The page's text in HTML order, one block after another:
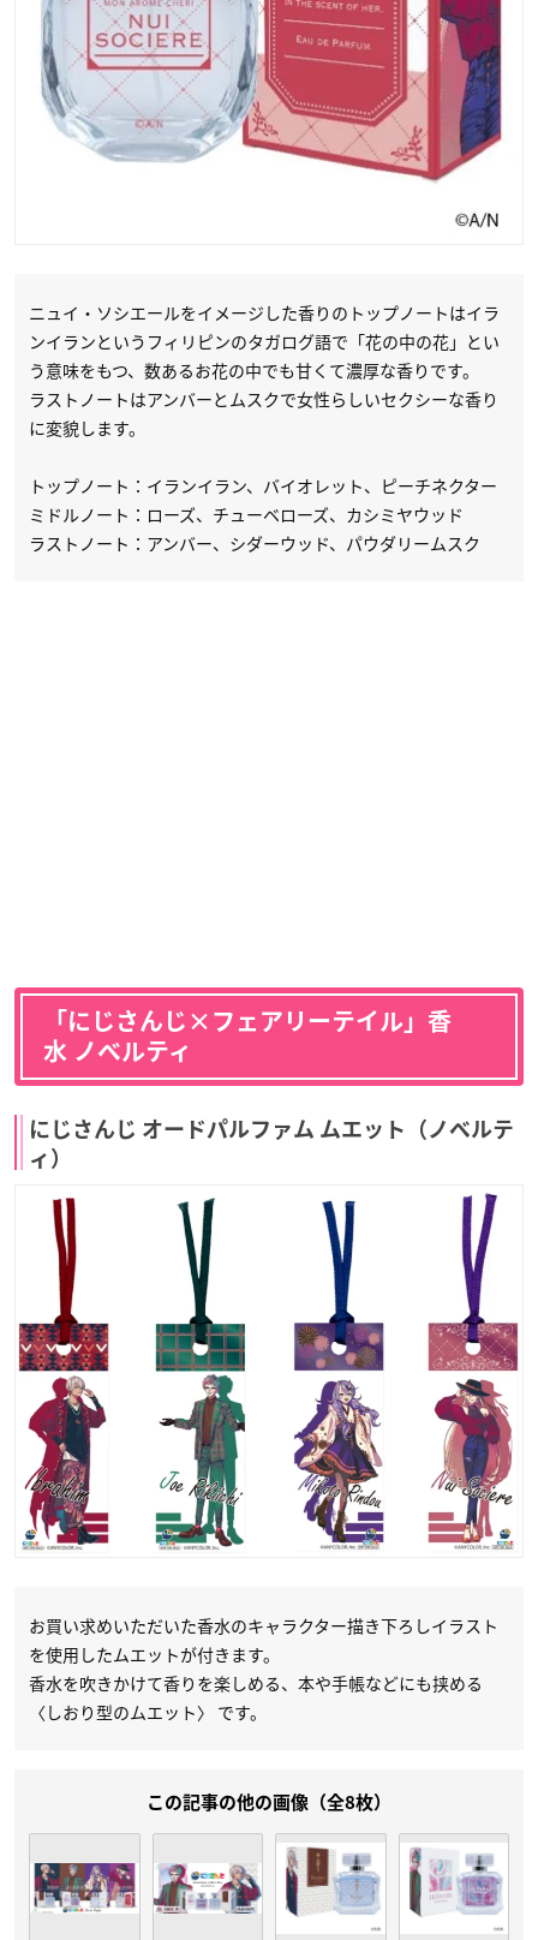
ニュイ・ソシエールをイメージした香りのトップノートはイラ
ンイランというフィリピンのタガログ語で「花の中の花」とい
う意味をもつ、数あるお花の中でも甘くて濃厚な香りです。
ラストノートはアンバーとムスクで女性らしいセクシーな香り
に変貌します。
トップノート：イランイラン、バイオレット、ピーチネクター
ミドルノート：ローズ、チューベローズ、カシミヤウッド
ラストノート：アンバー、シダーウッド、パウダリームスク
「にじさんじ×フェアリーテイル」香
水 ノベルティ
にじさんじ オードパルファム ムエット（ノベルテ
ィ）
お買い求めいただいた香水のキャラクター描き下ろしイラスト
を使用したムエットが付きます。
香水を吹きかけて香りを楽しめる、本や手帳などにも挟める
〈しおり型のムエット〉 です。
この記事の他の画像（全8枚）